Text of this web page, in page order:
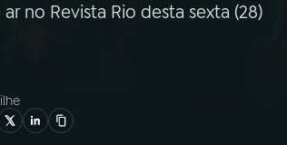
no Revista Rio desta sexta (28)